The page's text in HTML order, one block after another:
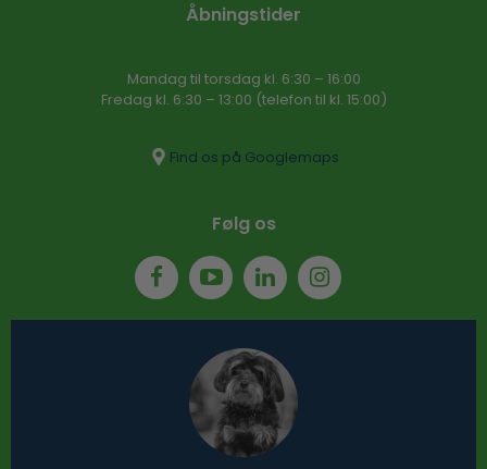
Åbningstider
Mandag til torsdag kl. 6:30 – 16​:00
Fredag kl. 6:30 – 13:00 (telefon til kl. 15:00)​
Find os på Googlemaps
Følg os